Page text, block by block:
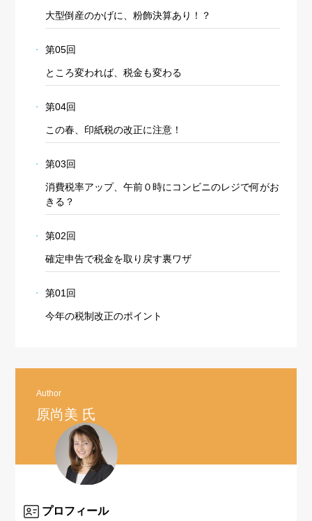
大型倒産のかげに、粉飾決算あり！？
第05回
ところ変われば、税金も変わる
第04回
この春、印紙税の改正に注意！
第03回
消費税率アップ、午前０時にコンビニのレジで何がお
きる？
第02回
確定申告で税金を取り戻す裏ワザ
第01回
今年の税制改正のポイント
Author
原尚美 氏
プロフィール